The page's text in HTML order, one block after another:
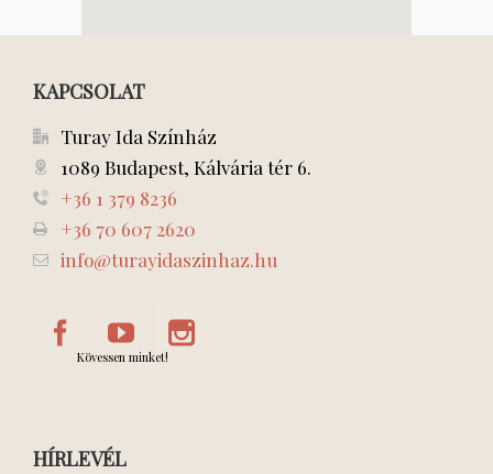
KAPCSOLAT
Turay Ida Színház
1089 Budapest, Kálvária tér 6.
+36 1 379 8236
+36 70 607 2620
info@turayidaszinhaz.hu
Kövessen minket!
HÍRLEVÉL